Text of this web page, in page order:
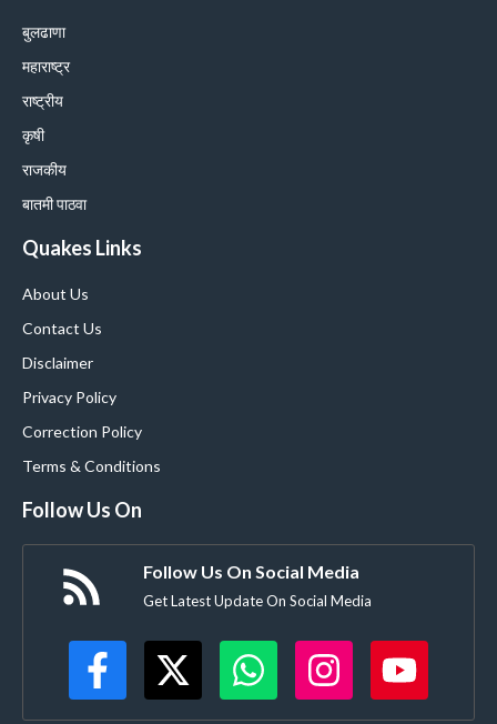
बुलढाणा
महाराष्ट्र
राष्ट्रीय
कृषी
राजकीय
बातमी पाठवा
Quakes Links
About Us
Contact Us
Disclaimer
Privacy Policy
Correction Policy
Terms & Conditions
Follow Us On
Follow Us On Social Media
Get Latest Update On Social Media